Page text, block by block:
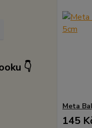
👇
Meta
145